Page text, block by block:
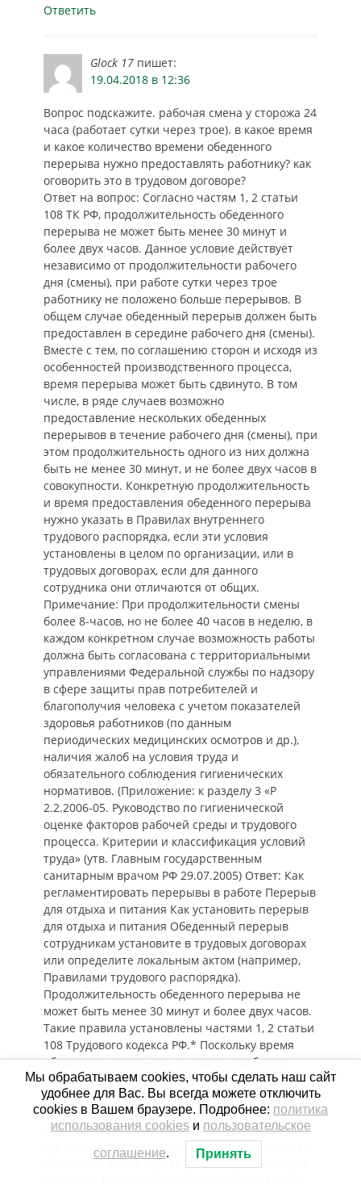
Ответить
Glock 17 пишет:
19.04.2018 в 12:36
Вопрос подскажите. рабочая смена у сторожа 24
часа (работает сутки через трое). в какое время
и какое количество времени обеденного
перерыва нужно предоставлять работнику? как
оговорить это в трудовом договоре?
Ответ на вопрос: Согласно частям 1, 2 статьи
108 ТК РФ, продолжительность обеденного
перерыва не может быть менее 30 минут и
более двух часов. Данное условие действует
независимо от продолжительности рабочего
дня (смены), при работе сутки через трое
работнику не положено больше перерывов. В
общем случае обеденный перерыв должен быть
предоставлен в середине рабочего дня (смены).
Вместе с тем, по соглашению сторон и исходя из
особенностей производственного процесса,
время перерыва может быть сдвинуто. В том
числе, в ряде случаев возможно
предоставление нескольких обеденных
перерывов в течение рабочего дня (смены), при
этом продолжительность одного из них должна
быть не менее 30 минут, и не более двух часов в
совокупности. Конкретную продолжительность
и время предоставления обеденного перерыва
нужно указать в Правилах внутреннего
трудового распорядка, если эти условия
установлены в целом по организации, или в
трудовых договорах, если для данного
сотрудника они отличаются от общих.
Примечание: При продолжительности смены
более 8-часов, но не более 40 часов в неделю, в
каждом конкретном случае возможность работы
должна быть согласована с территориальными
управлениями Федеральной службы по надзору
в сфере защиты прав потребителей и
благополучия человека с учетом показателей
здоровья работников (по данным
периодических медицинских осмотров и др.),
наличия жалоб на условия труда и
обязательного соблюдения гигиенических
нормативов. (Приложение: к разделу 3 «Р
2.2.2006-05. Руководство по гигиенической
оценке факторов рабочей среды и трудового
процесса. Критерии и классификация условий
труда» (утв. Главным государственным
санитарным врачом РФ 29.07.2005) Ответ: Как
регламентировать перерывы в работе Перерыв
для отдыха и питания Как установить перерыв
для отдыха и питания Обеденный перерыв
сотрудникам установите в трудовых договорах
или определите локальным актом (например,
Правилами трудового распорядка).
Продолжительность обеденного перерыва не
может быть менее 30 минут и более двух часов.
Такие правила установлены частями 1, 2 статьи
108 Трудового кодекса РФ.* Поскольку время
обеденного перерыва не входит в рабочее
время, оно и не подлежит оплате (ст. 91, ч. 1 ст.
108 ТК РФ). Исключением из этого общего
правила является предоставление возможности
приема пищи в рабочее время на тех работах,
где нельзя предоставить перерыв для отдыха и
питания. В таком случае данное время следует
Мы обрабатываем cookies, чтобы сделать наш сайт
удобнее для Вас. Вы всегда можете отключить
cookies в Вашем браузере. Подробнее: политика
использования cookiesи пользовательское
соглашение. Принять